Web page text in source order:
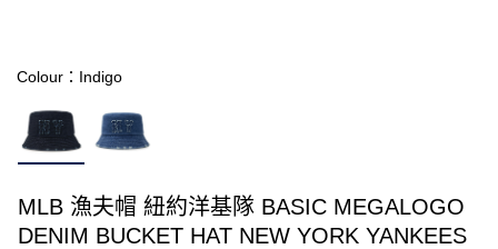
Colour：Indigo
MLB 漁夫帽 紐約洋基隊 BASIC MEGALOGO
DENIM BUCKET HAT NEW YORK YANKEES